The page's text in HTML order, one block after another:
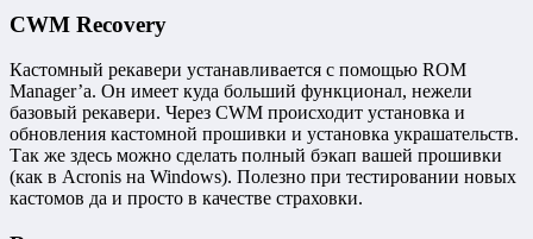
CWM Recovery
Кастомный рекавери устанавливается с помощью ROM
Manager’a. Он имеет куда больший функционал, нежели
базовый рекавери. Через CWM происходит установка и
обновления кастомной прошивки и установка украшательств.
Так же здесь можно сделать полный бэкап вашей прошивки
(как в Acronis на Windows). Полезно при тестировании новых
кастомов да и просто в качестве страховки.